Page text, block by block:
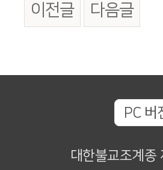
이전글 다음글
PC 버
대한불교조계종